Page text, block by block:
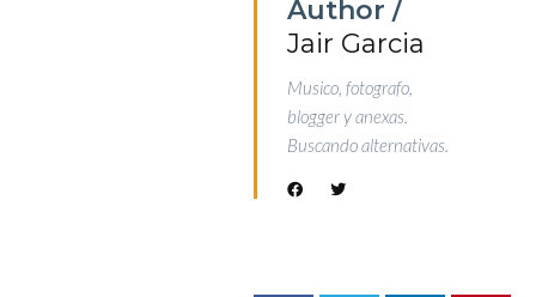
Author /
Jair Garcia
Musico, fotografo,
blogger y anexas.
Buscando alternativas.